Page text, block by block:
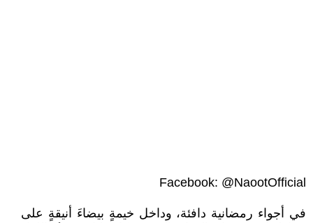
Facebook: @NaootOfficial
في أجواء رمضانية دافئة، وداخل خيمةٍ بيضاءَ أنيقةٍ على